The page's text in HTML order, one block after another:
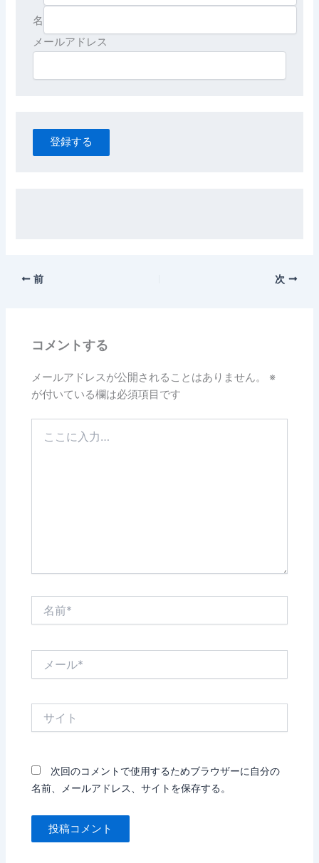
名
登録する
前 次
コメントする
メールアドレスが公開されることはありません。
※
が付いている欄は必須項目です
次回のコメントで使用するためブラウザーに自分の
名前、メールアドレス、サイトを保存する。